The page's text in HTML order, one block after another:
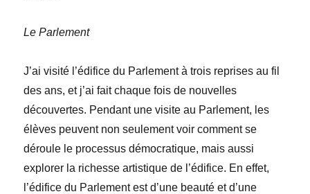
Le Parlement
J’ai visité l’édifice du Parlement à trois reprises au fil
des ans, et j’ai fait chaque fois de nouvelles
découvertes. Pendant une visite au Parlement, les
élèves peuvent non seulement voir comment se
déroule le processus démocratique, mais aussi
explorer la richesse artistique de l’édifice. En effet,
l’édifice du Parlement est d’une beauté et d’une